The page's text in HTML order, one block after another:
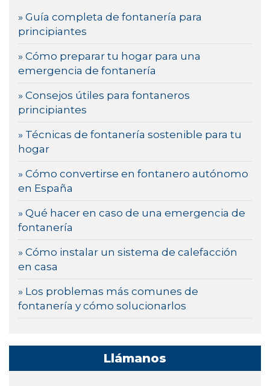
» Guía completa de fontanería para
principiantes
» Cómo preparar tu hogar para una
emergencia de fontanería
» Consejos útiles para fontaneros
principiantes
» Técnicas de fontanería sostenible para tu
hogar
» Cómo convertirse en fontanero autónomo
en España
» Qué hacer en caso de una emergencia de
fontanería
» Cómo instalar un sistema de calefacción
en casa
» Los problemas más comunes de
fontanería y cómo solucionarlos
Llámanos